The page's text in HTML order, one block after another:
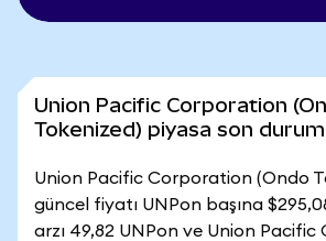
Union Pacific Corporation
Tokenized) piyasa son
Union Pacific Corporation (Ondo
güncel fiyatı UNPon başına
arzı 49,82 UNPon ve Union